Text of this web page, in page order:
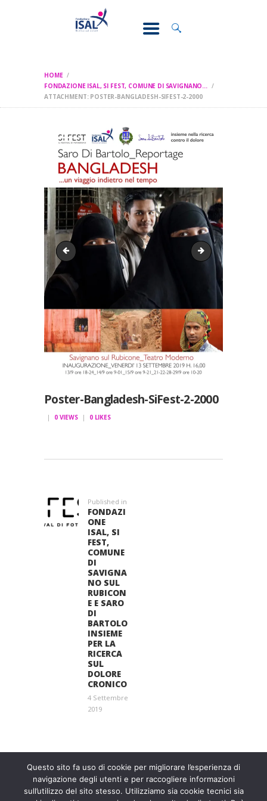
HOME
FONDAZIONE ISAL, SI FEST, COMUNE DI SAVIGNANO...
ATTACHMENT: POSTER-BANGLADESH-SIFEST-2-2000
CONOSCI IL
DOLORE
RICERCA
FORMAZIONE
CHI SIAMO
Logo SI FEST SI-FEST-OSPITA-3
Poster-Bangladesh-SiFest-2-2000
0 VIEWS 0 LIKES
Published in
FONDAZI
ONE
ISAL, SI
FEST,
COMUNE
DI
SAVIGNA
NO SUL
RUBICON
E E SARO
DI
BARTOLO
INSIEME
PER LA
RICERCA
SUL
DOLORE
CRONICO
4 Settembre
2019
Questo sito fa uso di cookie per migliorare l’esperienza di
navigazione degli utenti e per raccogliere informazioni
sull’utilizzo del sito stesso. Utilizziamo sia cookie tecnici sia